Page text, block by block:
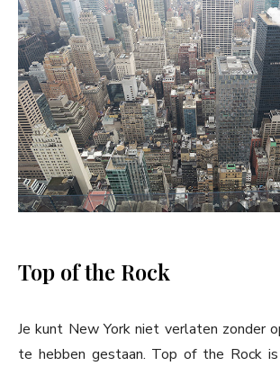
Top of the Rock
Je kunt New York niet verlaten zonder
te hebben gestaan. Top of the Rock